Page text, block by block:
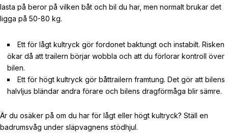
lasta på beror på vilken båt och bil du har, men normalt brukar det
ligga på 50-80 kg.
Ett för lågt kultryck gör fordonet baktungt och instabilt. Risken
ökar då att trailern börjar wobbla och att du förlorar kontroll över
bilen.
Ett för högt kultryck gör båttrailern framtung. Det gör att bilens
halvljus bländar andra förare och bilens dragförmåga blir sämre.
Är du osäker på om du har för lågt eller högt kultryck? Ställ en
badrumsvåg under släpvagnens stödhjul.